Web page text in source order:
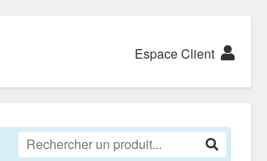
Espace Client